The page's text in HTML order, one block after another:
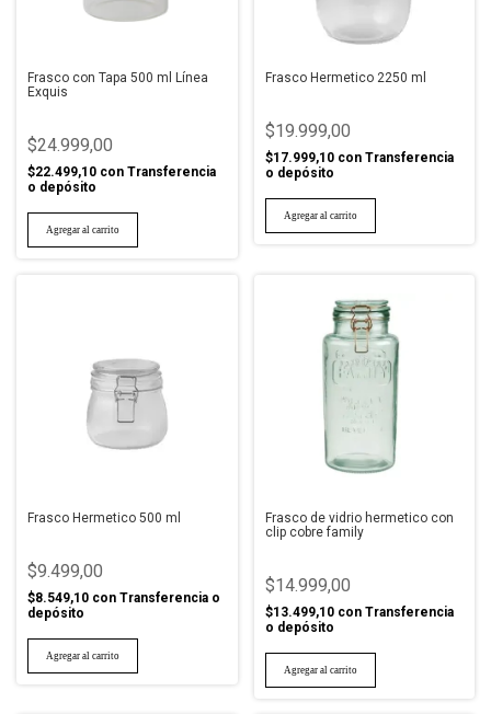
Frasco con Tapa 500 ml Línea
Exquis
$24.999,00
$22.499,10 con Transferencia
o depósito
Frasco Hermetico 2250 ml
$19.999,00
$17.999,10 con Transferencia
o depósito
Frasco Hermetico 500 ml
$9.499,00
$8.549,10 con Transferencia o
depósito
Frasco de vidrio hermetico con
clip cobre family
$14.999,00
$13.499,10 con Transferencia
o depósito